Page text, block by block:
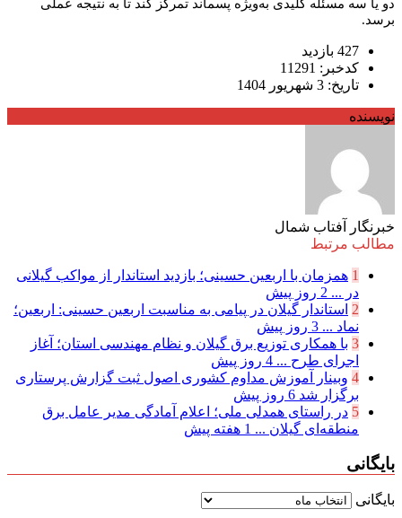
دو یا سه مسئله کلیدی به‌ویژه پسماند تمرکز کند تا به نتیجه عملی
برسد.
427 بازدید
کدخبر: 11291
تاریخ: 3 شهریور 1404
نویسنده
خبرنگار آفتاب شمال
مطالب مرتبط
1 همزمان با اربعین حسینی؛ بازدید استاندار از مواکب گیلانی
در ... 2 روز پیش
2 استاندار گیلان در پیامی به مناسبت اربعین حسینی: اربعین؛
نماد ... 3 روز پیش
3 با همکاری توزیع برق گیلان و نظام مهندسی استان؛ آغاز
اجرای طرح ... 4 روز پیش
4 وبینار آموزش مداوم کشوری اصول ثبت گزارش پرستاری
برگزار شد 6 روز پیش
5 در راستای همدلی ملی؛ اعلام آمادگی مدیر عامل برق
منطقه‌ای گیلان ... 1 هفته پیش
بایگانی
بایگانی